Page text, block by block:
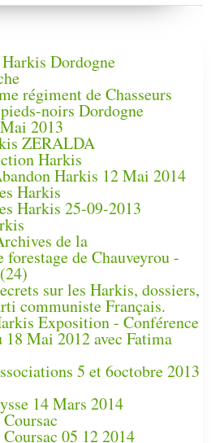
Dordogne
régiment de Chasseurs
noirs Dordogne
2013
ZERALDA
Harkis
Harkis 12 Mai 2014
Harkis
Harkis 25-09-2013
de la
de Chauveyrou -
sur les Harkis, dossiers,
communiste Français.
Exposition - Conférence
Mai 2012 avec Fatima
5 et 6octobre 2013
14 Mars 2014
05 12 2014